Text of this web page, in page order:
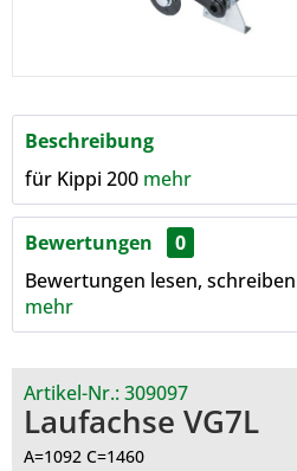
Beschreibung
für Kippi 200 mehr
Bewertungen
0
Bewertungen lesen,
mehr
Artikel-Nr.:309097
Laufachse VG7L
A=1092 C=1460